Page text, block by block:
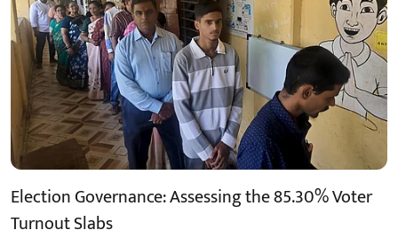
Election Governance: Assessing the 85.30% Voter
Turnout Slabs